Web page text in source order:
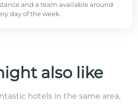
and a team available around
day of the week.
also like
hotels in the same area,